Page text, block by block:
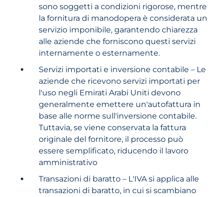
sono soggetti a condizioni rigorose, mentre
la fornitura di manodopera è considerata un
servizio imponibile, garantendo chiarezza
alle aziende che forniscono questi servizi
internamente o esternamente.
Servizi importati e inversione contabile – Le
aziende che ricevono servizi importati per
l'uso negli Emirati Arabi Uniti devono
generalmente emettere un'autofattura in
base alle norme sull'inversione contabile.
Tuttavia, se viene conservata la fattura
originale del fornitore, il processo può
essere semplificato, riducendo il lavoro
amministrativo
Transazioni di baratto – L'IVA si applica alle
transazioni di baratto, in cui si scambiano